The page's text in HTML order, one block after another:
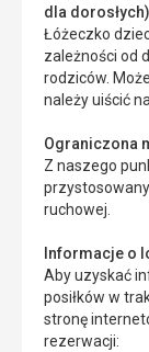
dla
Łóżeczko
zależności od
rodziców.
należy uiścić
Ograniczona
Z naszego
ruchowej.
Informacje o
Aby uzyskać
posiłków w
stronę
rezerwacji: